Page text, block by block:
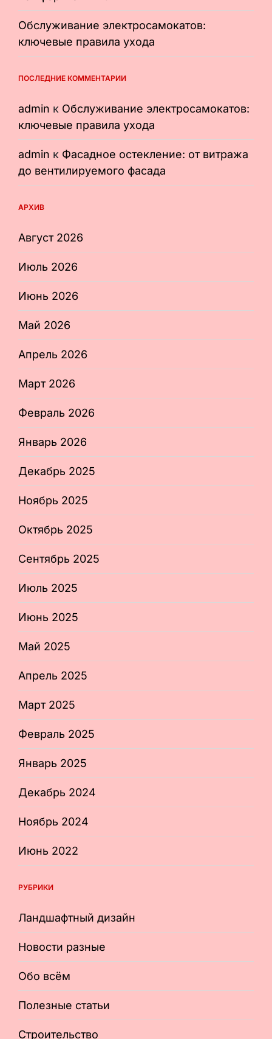
Обслуживание электросамокатов:
ключевые правила ухода
ПОСЛЕДНИЕ КОММЕНТАРИИ
admin к Обслуживание электросамокатов:
ключевые правила ухода
admin к Фасадное остекление: от витража
до вентилируемого фасада
АРХИВ
Август 2026
Июль 2026
Июнь 2026
Май 2026
Апрель 2026
Март 2026
Февраль 2026
Январь 2026
Декабрь 2025
Ноябрь 2025
Октябрь 2025
Сентябрь 2025
Июль 2025
Июнь 2025
Май 2025
Апрель 2025
Март 2025
Февраль 2025
Январь 2025
Декабрь 2024
Ноябрь 2024
Июнь 2022
РУБРИКИ
Ландшафтный дизайн
Новости разные
Обо всём
Полезные статьи
Строительство